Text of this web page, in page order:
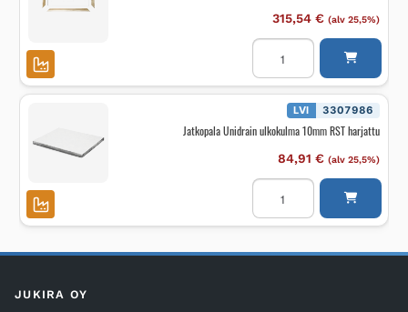
315,54 € (alv 25,5%)
Asennussarja
Unidrain
mm/22
mm
määrä LVI 3307986
Jatkopala Unidrain ulkokulma 10mm RST harjattu
84,91 € (alv 25,5%)
Jatkopala
Unidrain
ulkokulma
10mm
määrä
JUKIRA OY